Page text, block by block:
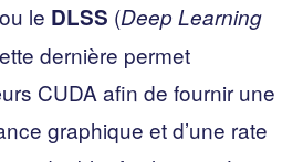
ou le DLSS (Deep Learning
dernière permet
CUDA afin de fournir une
graphique et d’une rate